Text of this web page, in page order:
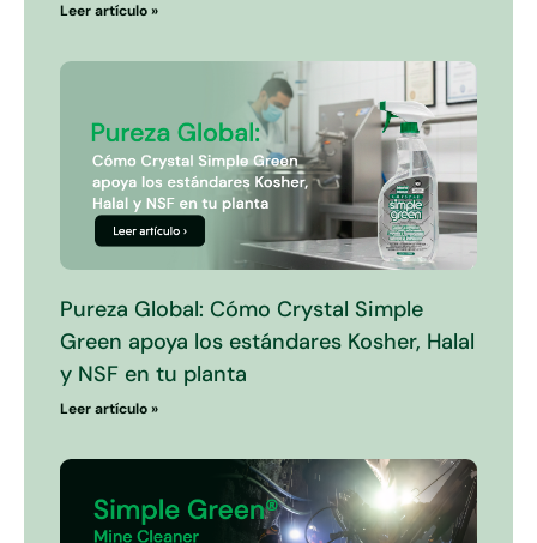
Leer artículo »
Pureza Global: Cómo Crystal Simple
Green apoya los estándares Kosher, Halal
y NSF en tu planta
Leer artículo »